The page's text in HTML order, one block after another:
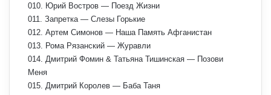
010. Юрий Востров — Поезд Жизни
011. Запретка — Слезы Горькие
012. Артем Симонов — Наша Память Афганистан
013. Рома Рязанский — Журавли
014. Дмитрий Фомин & Татьяна Тишинская — Позови
Меня
015. Дмитрий Королев — Баба Таня